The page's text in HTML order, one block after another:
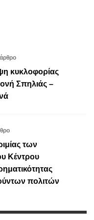
κυκλοφορίας
Σπηλιάς –
των
Κέντρου
πολιτών